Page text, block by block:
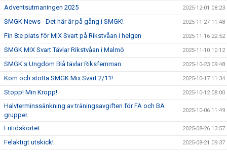
Adventsutmaningen 2025 2025-12-01 08:23
SMGK News - Det här är på gång i SMGK! 2025-11-27 11:48
Fin 8:e plats för MIX Svart på Rikstvåan i helgen 2025-11-16 22:52
SMGK MIX Svart Tävlar Rikstvåan i Malmö 2025-11-10 10:12
SMGK:s Ungdom Blå tävlar Riksfemman 2025-10-23 09:48
Kom och stötta SMGK Mix Svart 2/11! 2025-10-17 11:34
Stopp! Min Kropp! 2025-10-12 08:00
Halvterminssänkning av träningsavgiften för FA och BA
grupper.
2025-10-06 11:49
Fritidskortet 2025-08-26 13:57
Felaktigt utskick! 2025-08-21 09:37